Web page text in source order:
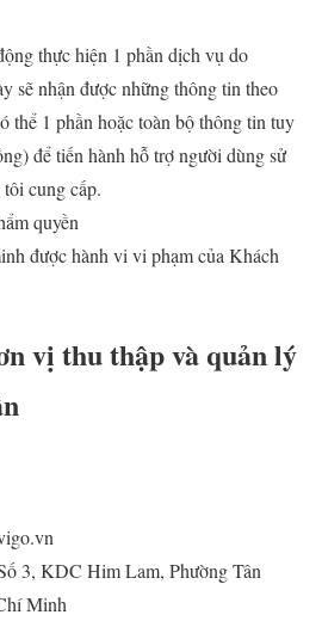
thực hiện 1 phần dịch vụ do
sẽ nhận được những thông tin theo
thể 1 phần hoặc toàn bộ thông tin tuy
để tiến hành hỗ trợ người dùng sử
cung cấp.
quyền
được hành vi vi phạm của Khách
vị thu thập và quản lý
3, KDC Him Lam, Phường Tân
Minh